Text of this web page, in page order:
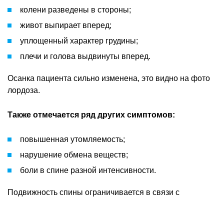
колени разведены в стороны;
живот выпирает вперед;
уплощенный характер грудины;
плечи и голова выдвинуты вперед.
Осанка пациента сильно изменена, это видно на фото
лордоза.
Также отмечается ряд других симптомов:
повышенная утомляемость;
нарушение обмена веществ;
боли в спине разной интенсивности.
Подвижность спины ограничивается в связи с